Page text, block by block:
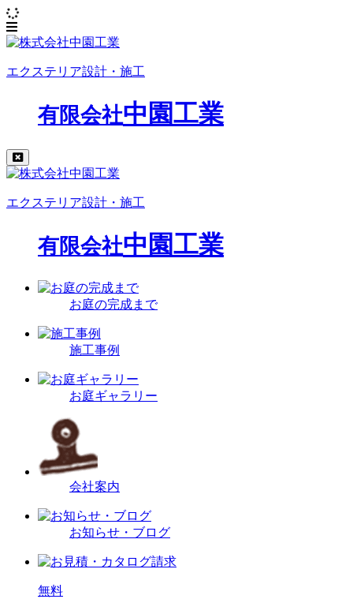
エクステリア設計・施工
有限会社中園工業
エクステリア設計・施工
有限会社中園工業
お庭の完成まで
施工事例
お庭ギャラリー
会社案内
お知らせ・ブログ
無料